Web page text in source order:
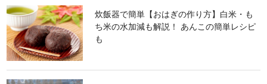
炊飯器で簡単【おはぎの作り方】白米・も
ち米の水加減も解説！ あんこの簡単レシピ
も